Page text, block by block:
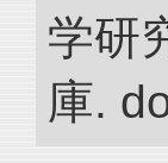
学研
庫.